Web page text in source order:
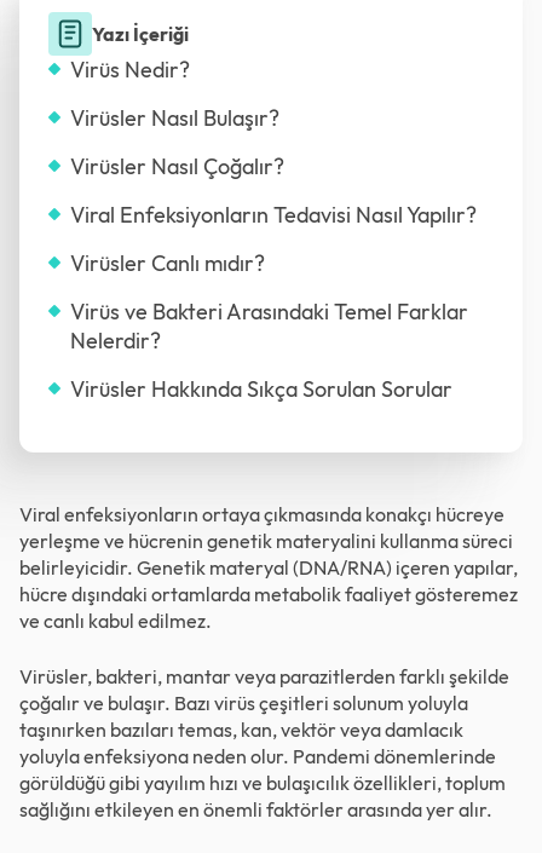
Yazı İçeriği
Virüs Nedir?
Virüsler Nasıl Bulaşır?
Virüsler Nasıl Çoğalır?
Viral Enfeksiyonların Tedavisi Nasıl Yapılır?
Virüsler Canlı mıdır?
Virüs ve Bakteri Arasındaki Temel Farklar
Nelerdir?
Virüsler Hakkında Sıkça Sorulan Sorular
Viral enfeksiyonların ortaya çıkmasında konakçı hücreye
yerleşme ve hücrenin genetik materyalini kullanma süreci
belirleyicidir. Genetik materyal (DNA/RNA) içeren yapılar,
hücre dışındaki ortamlarda metabolik faaliyet gösteremez
ve canlı kabul edilmez.
Virüsler, bakteri, mantar veya parazitlerden farklı şekilde
çoğalır ve bulaşır. Bazı virüs çeşitleri solunum yoluyla
taşınırken bazıları temas, kan, vektör veya damlacık
yoluyla enfeksiyona neden olur. Pandemi dönemlerinde
görüldüğü gibi yayılım hızı ve bulaşıcılık özellikleri, toplum
sağlığını etkileyen en önemli faktörler arasında yer alır.